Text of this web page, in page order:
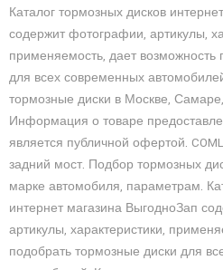
Каталог тормозных дисков
содержит фотографии, артикулы,
применяемость, дает возможность
для всех современных
тормозные диски в Москве,
Информация о товаре
является публичной офертой.
задний мост. Подбор тормозных
марке автомобиля, параметрам.
интернет магазина ВыгодноЗап
артикулы, характеристики,
подобрать тормозные диски для